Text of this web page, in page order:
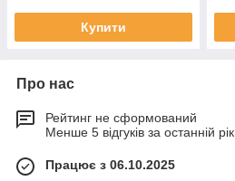
Купити
Про нас
Рейтинг не сформований
Менше 5 відгуків за останній рік
Працює з 06.10.2025